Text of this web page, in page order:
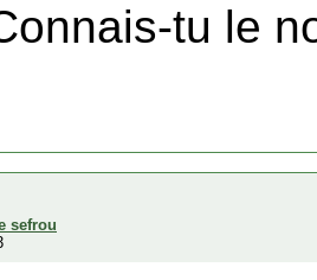
tu le
sefrou